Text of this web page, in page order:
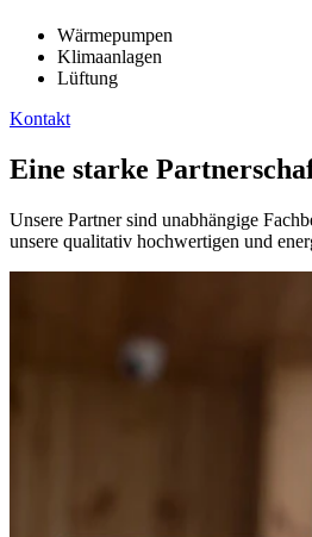
Wärmepumpen
Klimaanlagen
Lüftung
Kontakt
Eine starke
Unsere Partner sind unabhängige
unsere qualitativ hochwertigen und